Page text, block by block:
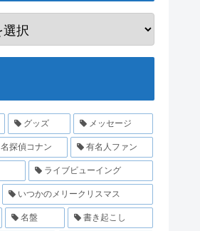
グッズ メッセージ
名探偵コナン 有名人ファン
ライブビューイング
いつかのメリークリスマス
名盤 書き起こし